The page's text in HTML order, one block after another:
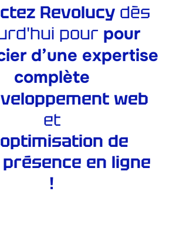
Revolucy dès
pour pour
d’une expertise
complète
web
et
de
en ligne
!